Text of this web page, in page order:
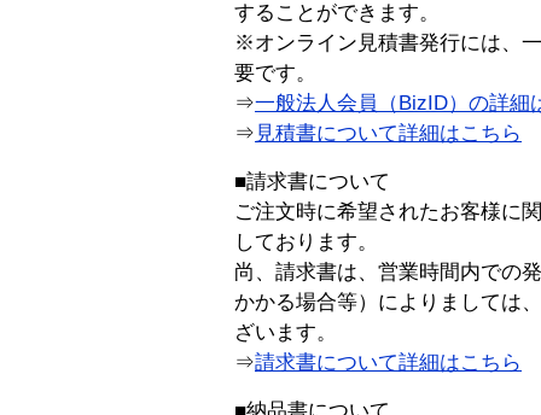
することができます。
※オンライン見積書発行には、
要です。
⇒一般法人会員（BizID）の詳細
⇒ 見積書について詳細はこちら
■請求書について
ご注文時に希望されたお客様に
しております。
尚、請求書は、営業時間内での
かかる場合等）によりましては
ざいます。
⇒請求書について詳細はこちら